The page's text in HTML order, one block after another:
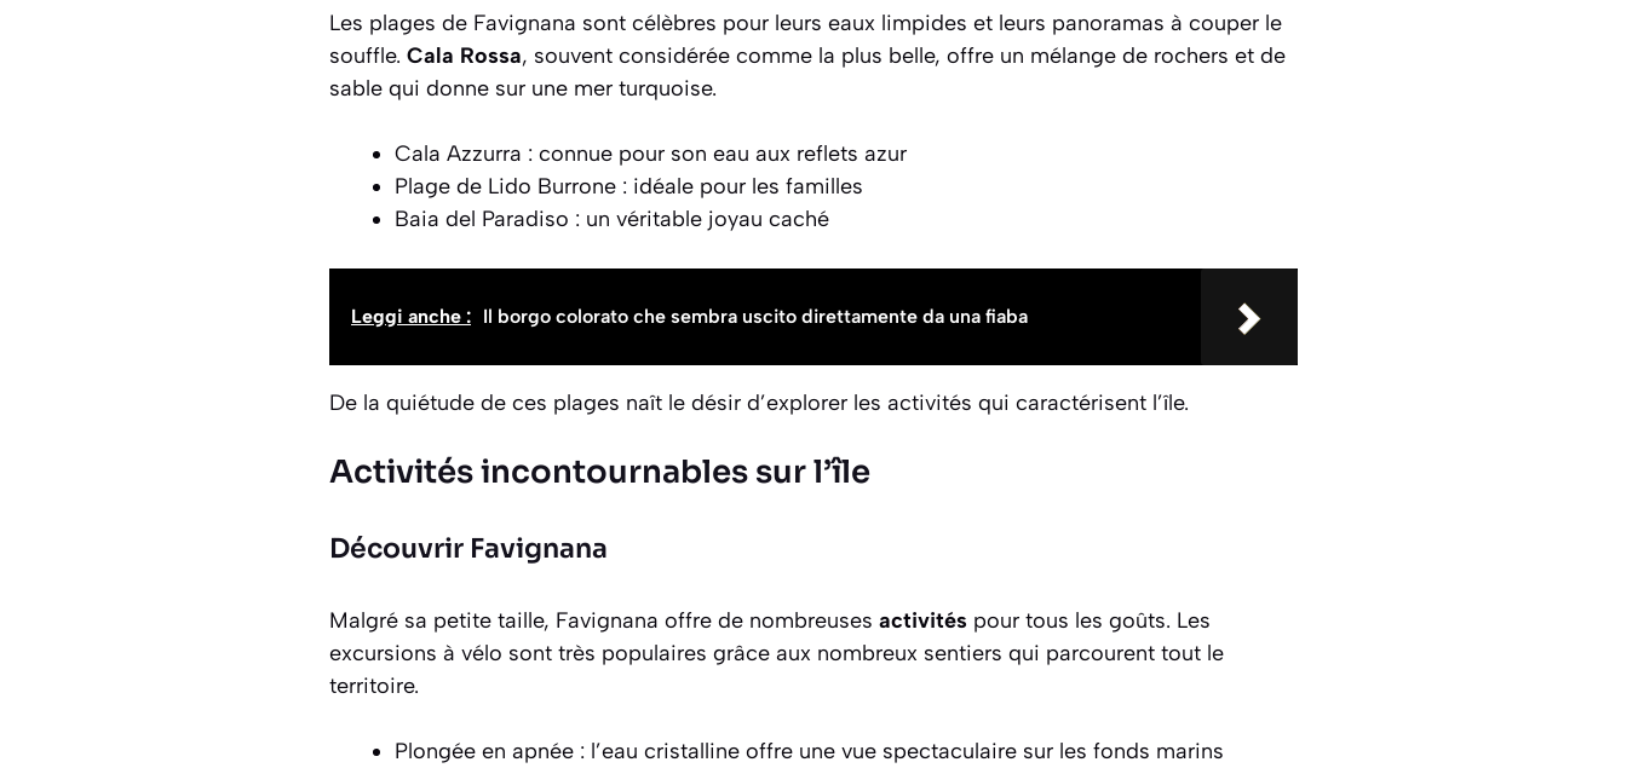
Les plages de Favignana sont célèbres pour leurs eaux limpides et leurs panoramas à couper le
souffle. Cala Rossa, souvent considérée comme la plus belle, offre un mélange de rochers et de
sable qui donne sur une mer turquoise.
Cala Azzurra : connue pour son eau aux reflets azur
Plage de Lido Burrone : idéale pour les familles
Baia del Paradiso : un véritable joyau caché
Leggi anche : Il borgo colorato che sembra uscito direttamente da una fiaba
De la quiétude de ces plages naît le désir d’explorer les activités qui caractérisent l’île.
Activités incontournables sur l’île
Découvrir Favignana
Malgré sa petite taille, Favignana offre de nombreuses activités pour tous les goûts. Les
excursions à vélo sont très populaires grâce aux nombreux sentiers qui parcourent tout le
territoire.
Plongée en apnée : l’eau cristalline offre une vue spectaculaire sur les fonds marins